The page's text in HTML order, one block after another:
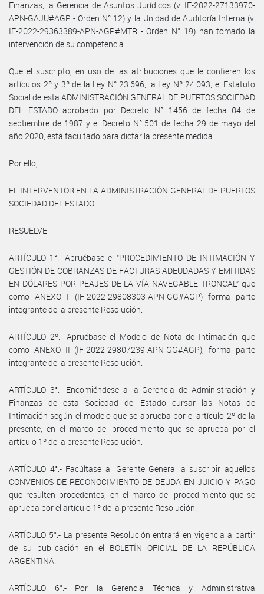
Finanzas, la Gerencia de Asuntos Jurídicos (v. IF-2022-27133970-
APN-GAJU#AGP - Orden N° 12) y la Unidad de Auditoría Interna (v.
IF-2022-29363389-APN-AGP#MTR - Orden N° 19) han tomado la
intervención de su competencia.
Que el suscripto, en uso de las atribuciones que le confieren los
artículos 2º y 3º de la Ley N° 23.696, la Ley Nº 24.093, el Estatuto
Social de esta ADMINISTRACIÓN GENERAL DE PUERTOS SOCIEDAD
DEL ESTADO aprobado por Decreto N° 1456 de fecha 04 de
septiembre de 1987 y el Decreto N° 501 de fecha 29 de mayo del
año 2020, está facultado para dictar la presente medida.
Por ello,
EL INTERVENTOR EN LA ADMINISTRACIÓN GENERAL DE PUERTOS
SOCIEDAD DEL ESTADO
RESUELVE:
ARTÍCULO 1°.- Apruébase el “PROCEDIMIENTO DE INTIMACIÓN Y
GESTIÓN DE COBRANZAS DE FACTURAS ADEUDADAS Y EMITIDAS
EN DÓLARES POR PEAJES DE LA VÍA NAVEGABLE TRONCAL” que
como ANEXO I (IF-2022-29808303-APN-GG#AGP) forma parte
integrante de la presente Resolución.
ARTÍCULO 2º.- Apruébase el Modelo de Nota de Intimación que
como ANEXO II (IF-2022-29807239-APN-GG#AGP), forma parte
integrante de la presente Resolución.
ARTÍCULO 3°.- Encomiéndese a la Gerencia de Administración y
Finanzas de esta Sociedad del Estado cursar las Notas de
Intimación según el modelo que se aprueba por el artículo 2º de la
presente, en el marco del procedimiento que se aprueba por el
artículo 1º de la presente Resolución.
ARTÍCULO 4°.- Facúltase al Gerente General a suscribir aquellos
CONVENIOS DE RECONOCIMIENTO DE DEUDA EN JUICIO Y PAGO
que resulten procedentes, en el marco del procedimiento que se
aprueba por el artículo 1º de la presente Resolución.
ARTÍCULO 5°.- La presente Resolución entrará en vigencia a partir
de su publicación en el BOLETÍN OFICIAL DE LA REPÚBLICA
ARGENTINA.
ARTÍCULO 6°.- Por la Gerencia Técnica y Administrativa